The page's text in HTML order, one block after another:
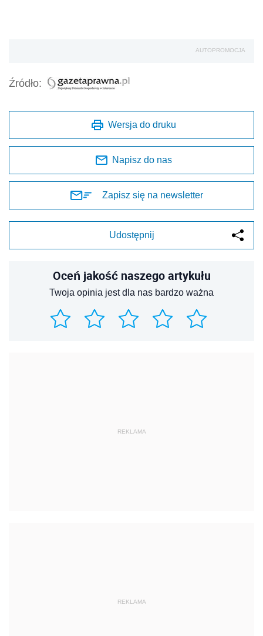
AUTOPROMOCJA
Źródło:
Wersja do druku
Napisz do nas
Zapisz się na newsletter
Udostępnij
Oceń jakość naszego artykułu
Twoja opinia jest dla nas bardzo ważna
REKLAMA
REKLAMA